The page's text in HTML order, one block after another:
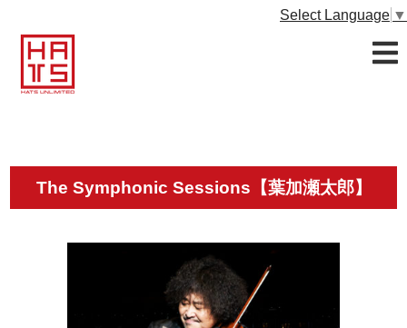
Select Language ▼
The Symphonic Sessions【葉加瀬太郎】